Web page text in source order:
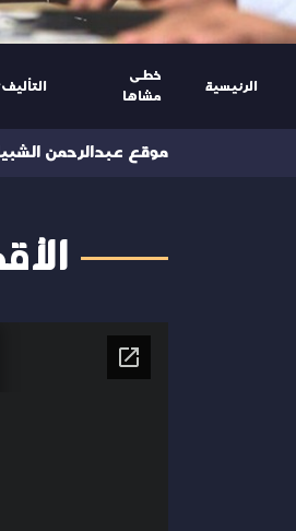
الرئيسية
خطى
مشاها
التأليف
موقع عبدالرحمن